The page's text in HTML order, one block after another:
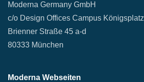
Moderna Germany GmbH
c/o Design Offices Campus Königsplatz
Brienner Straße 45 a-d
80333 München
Moderna Webseiten